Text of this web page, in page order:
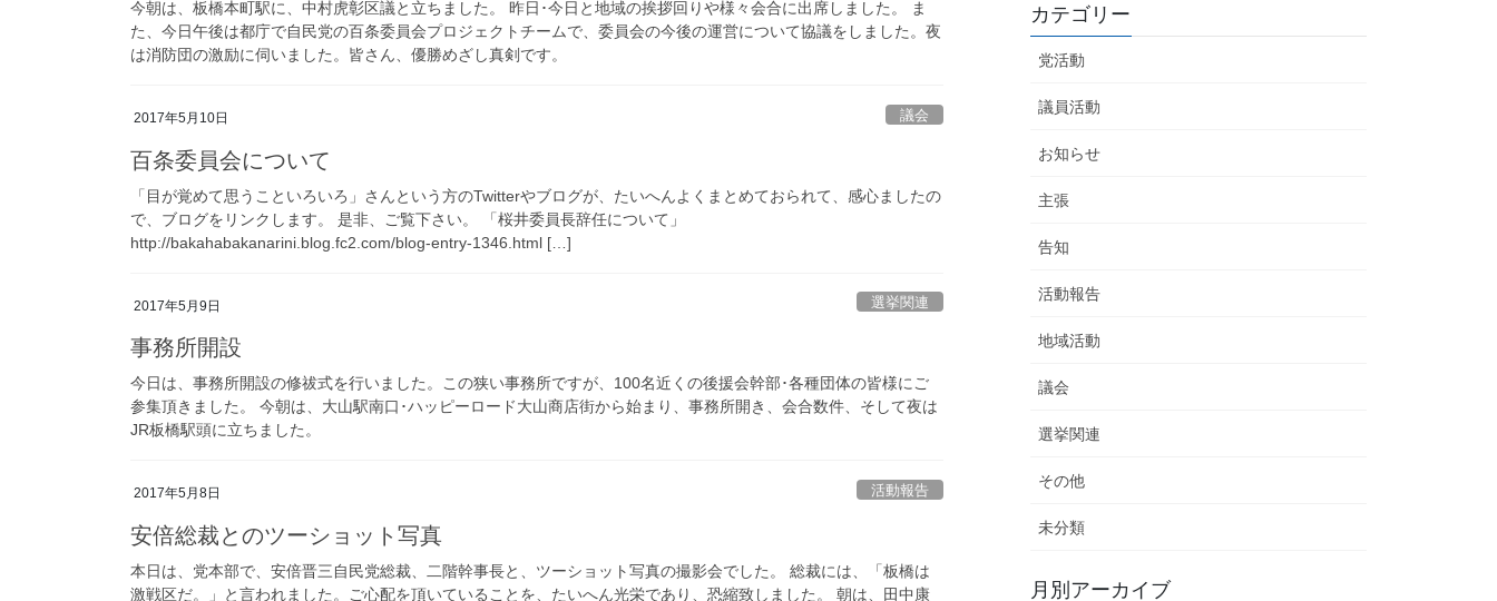
今朝は、板橋本町駅に、中村虎彰区議と立ちました。 昨日･今日と地域の挨拶回りや様々会合に出席しました。 ま
た、今日午後は都庁で自民党の百条委員会プロジェクトチームで、委員会の今後の運営について協議をしました。夜
は消防団の激励に伺いました。皆さん、優勝めざし真剣です。
2017年5月10日 議会
百条委員会について
「目が覚めて思うこといろいろ」さんという方のTwitterやブログが、たいへんよくまとめておられて、感心ましたの
で、ブログをリンクします。 是非、ご覧下さい。 「桜井委員長辞任について」
http://bakahabakanarini.blog.fc2.com/blog-entry-1346.html […]
2017年5月9日 選挙関連
事務所開設
今日は、事務所開設の修祓式を行いました。この狭い事務所ですが、100名近くの後援会幹部･各種団体の皆様にご
参集頂きました。 今朝は、大山駅南口･ハッピーロード大山商店街から始まり、事務所開き、会合数件、そして夜は
JR板橋駅頭に立ちました。
2017年5月8日 活動報告
安倍総裁とのツーショット写真
本日は、党本部で、安倍晋三自民党総裁、二階幹事長と、ツーショット写真の撮影会でした。 総裁には、「板橋は
激戦区だ。」と言われました。ご心配を頂いていることを、たいへん光栄であり、恐縮致しました。 朝は、田中康
カテゴリー
党活動
議員活動
お知らせ
主張
告知
活動報告
地域活動
議会
選挙関連
その他
未分類
月別アーカイブ